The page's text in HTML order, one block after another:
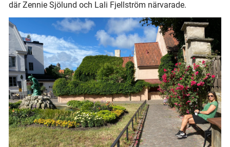
där Zennie Sjölund och Lali Fjellström närvarade.